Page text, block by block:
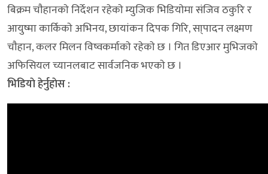
बिक्रम चाैहानकाे निर्देशन रहेकाे म्युजिक भिडियाेमा संजिव ठकुरि र
आयुष्मा कार्किकाे अभिनय, छायांकन दिपक गिरि, सा्पादन लक्ष्मण
चाैहान, कलर मिलन विष्वकर्माकाे रहेकाे छ । गित डिएआर मुभिजकाे
अफिसियल च्यानलबाट सार्वजनिक भएकाे छ ।
भिडियाे हेर्नुहाेस :